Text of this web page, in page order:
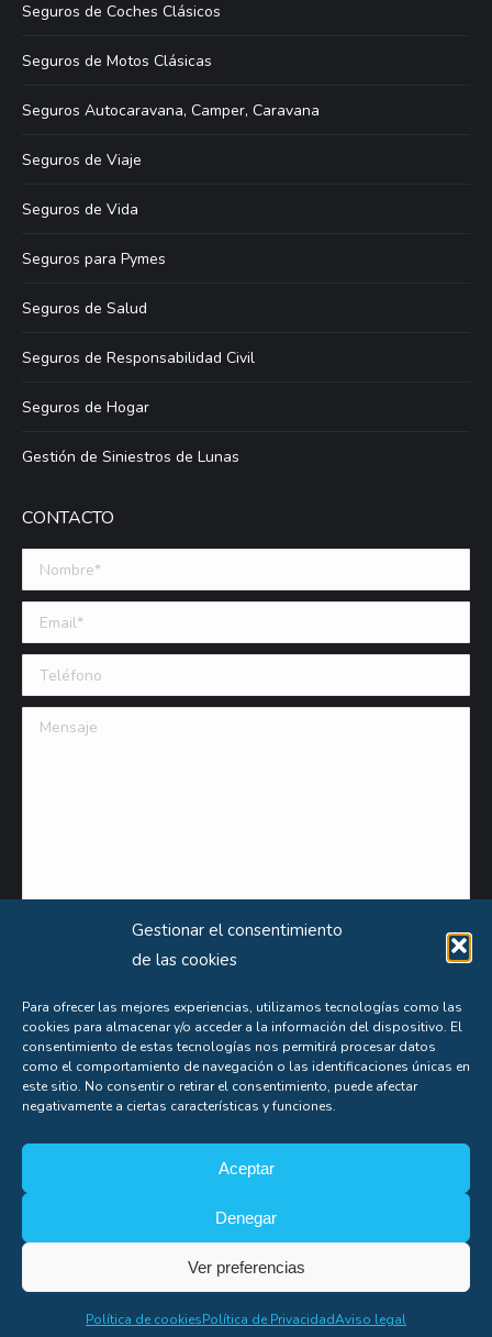
Gestionar el consentimiento
de las cookies
Para ofrecer las mejores experiencias, utilizamos tecnologías como las
cookies para almacenar y/o acceder a la información del dispositivo. El
consentimiento de estas tecnologías nos permitirá procesar datos
como el comportamiento de navegación o las identificaciones únicas en
este sitio. No consentir o retirar el consentimiento, puede afectar
negativamente a ciertas características y funciones.
Aceptar
Denegar
Ver preferencias
Política de cookiesPolítica de PrivacidadAviso legal
Seguros de Coches Clásicos
Seguros de Motos Clásicas
Seguros Autocaravana, Camper, Caravana
Seguros de Viaje
Seguros de Vida
Seguros para Pymes
Seguros de Salud
Seguros de Responsabilidad Civil
Seguros de Hogar
Gestión de Siniestros de Lunas
CONTACTO
Nombre *
Email (requerido)
Teléfono
Mensaje
Puede obtener información extensa sobre el uso que le damos a sus datos personales
consultando nuestraPolítica de Privacidad.
Aceptas nuestrapolítica de privacidad
Soporte
Copyright© Alfonso Fígares |8web